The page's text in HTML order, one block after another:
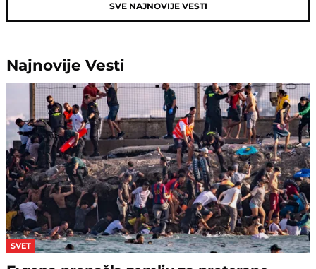
SVE NAJNOVIJE VESTI
NajnovijeVesti
SVET